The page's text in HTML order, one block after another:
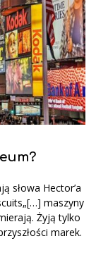
słowa Hector’a
maszyny
Żyją tylko
marek.